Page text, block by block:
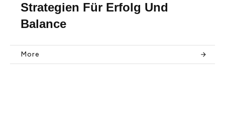
Strategien Für Erfolg Und
Balance
More